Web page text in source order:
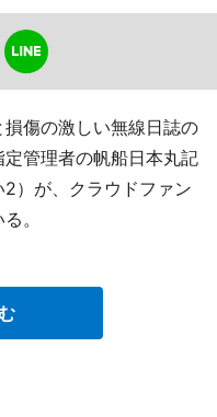
損傷の激しい無線日誌の
管理者の帆船日本丸記
）が、クラウドファン
。